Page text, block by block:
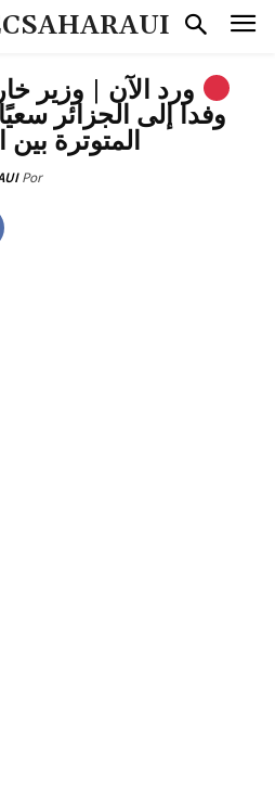
ورد الآن | وزير
وفدا إلى الجزائر
المتوترة بين
Por